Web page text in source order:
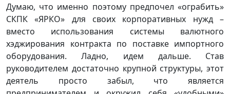
Думаю, что именно поэтому предпочел «ограбить»
СКПК «ЯРКО» для своих корпоративных нужд –
вместо использования системы валютного
хэджирования контракта по поставке импортного
оборудования. Ладно, идем дальше. Став
руководителем достаточно крупной структуры, этот
деятель просто забыл, что является